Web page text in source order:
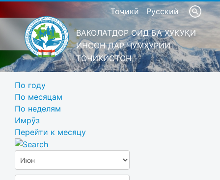
Тоҷикӣ Русский
ВАКОЛАТДОР ОИД БА ҲУҚУҚИ
ИНСОН ДАР ҶУМҲУРИИ
ТОҶИКИСТОН
По году
По месяцам
По неделям
Имрӯз
Перейти к месяцу